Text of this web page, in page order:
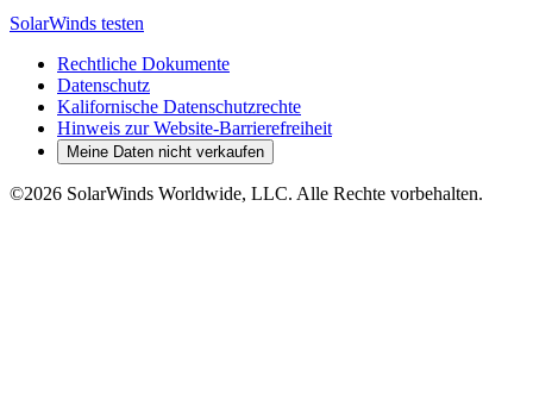
SolarWinds testen
Rechtliche Dokumente
Datenschutz
Kalifornische Datenschutzrechte
Hinweis zur Website-Barrierefreiheit
Meine Daten nicht verkaufen
©2026 SolarWinds Worldwide, LLC. Alle Rechte vorbehalten.